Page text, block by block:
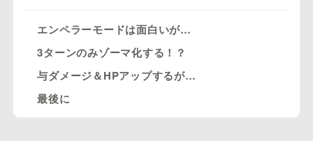
エンペラーモードは面白いが…
3ターンのみゾーマ化する！？
与ダメージ＆HPアップするが…
最後に